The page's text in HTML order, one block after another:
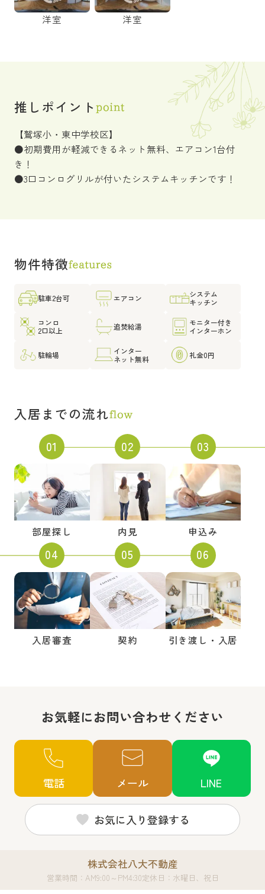
洋室 洋室
推しポイント
【鷲塚小・東中学校区】
●初期費用が軽減できるネット無料、エアコン1台付
き！
●3口コンログリルが付いたシステムキッチンです！
物件特徴
駐車2台可 エアコン
システム
キッチン
コンロ
2口以上
追焚給湯
モニター付き
インターホン
駐輪場
インター
ネット無料
礼金0円
入居までの流れ
部屋探し 内見 申込み
入居審査 契約 引き渡し・入居
お気軽にお問い合わせください
電話 メール LINE
お気に入り登録する
株式会社八大不動産
営業時間：AM9:00～PM4:30定休日：水曜日、祝日